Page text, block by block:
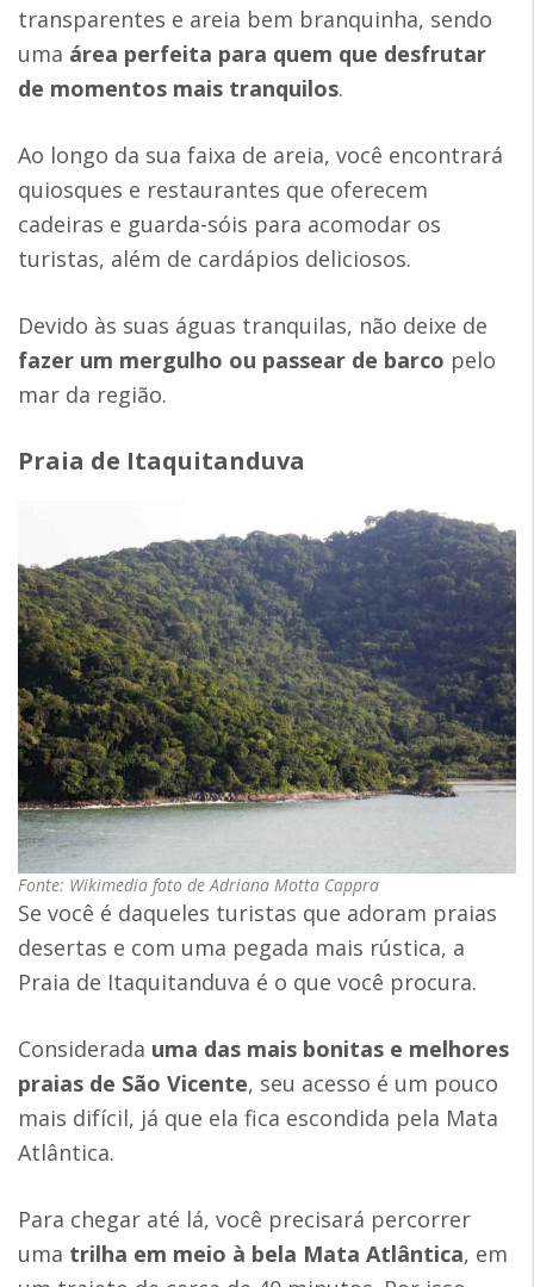
transparentes e areia bem branquinha, sendo
uma área perfeita para quem que desfrutar
de momentos mais tranquilos.
Ao longo da sua faixa de areia, você encontrará
quiosques e restaurantes que oferecem
cadeiras e guarda-sóis para acomodar os
turistas, além de cardápios deliciosos.
Devido às suas águas tranquilas, não deixe de
fazer um mergulho ou passear de barco pelo
mar da região.
Praia de Itaquitanduva
Fonte: Wikimedia foto de Adriana Motta Cappra
Se você é daqueles turistas que adoram praias
desertas e com uma pegada mais rústica, a
Praia de Itaquitanduva é o que você procura.
Considerada uma das mais bonitas e melhores
praias de São Vicente, seu acesso é um pouco
mais difícil, já que ela fica escondida pela Mata
Atlântica.
Para chegar até lá, você precisará percorrer
uma trilha em meio à bela Mata Atlântica, em